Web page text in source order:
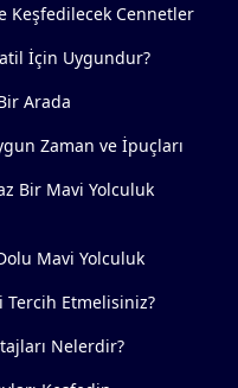
Keşfedilecek Cennetler
İçin Uygundur?
Arada
Zaman ve İpuçları
Bir Mavi Yolculuk
Mavi Yolculuk
Tercih Etmelisiniz?
Nelerdir?